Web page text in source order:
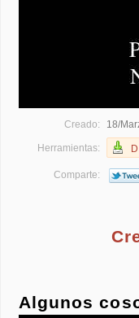
Creado: 18/
Herramientas:
Comparte:
Algunos